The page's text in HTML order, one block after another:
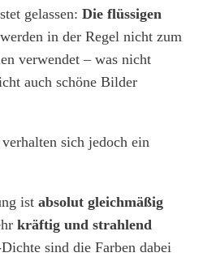
gelassen: Die flüssigen
in der Regel nicht zum
verwendet – was nicht
auch schöne Bilder
sich jedoch ein
ist absolut gleichmäßig
kräftig und strahlend
sind die Farben dabei